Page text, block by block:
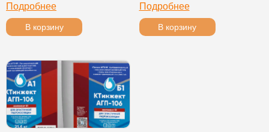
Подробнее
В корзину
Подробнее
В корзину